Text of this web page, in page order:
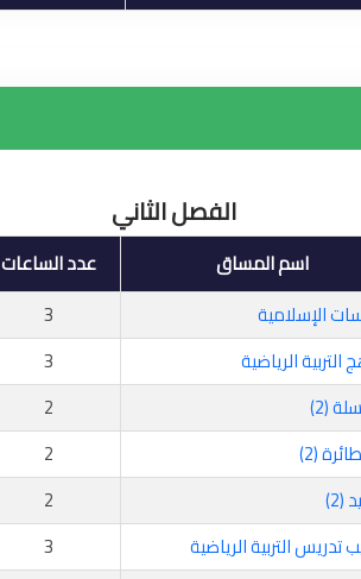
الفصل الثاني
اسم المساق عدد الساعات
الإسلامية
3
التربية الرياضية
3
(2)
2
(2)
2
(2)
2
تدريس التربية الرياضية
3